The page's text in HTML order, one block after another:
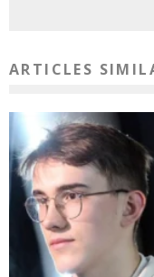
ARTICLES